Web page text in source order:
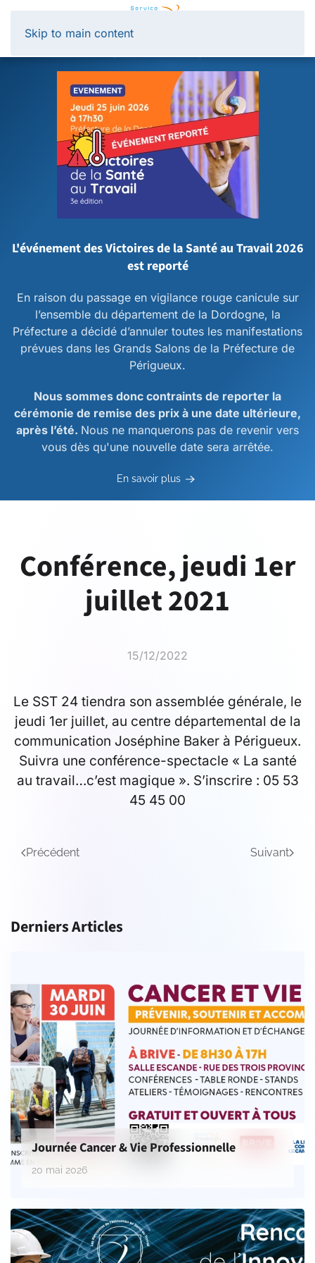
Skip to main content
L'événement des Victoires de la Santé au Travail 2026
est reporté
En raison du passage en vigilance rouge canicule sur
l’ensemble du département de la Dordogne, la
Préfecture a décidé d’annuler toutes les manifestations
prévues dans les Grands Salons de la Préfecture de
Périgueux.
Nous sommes donc contraints de reporter la
cérémonie de remise des prix à une date ultérieure,
après l’été. Nous ne manquerons pas de revenir vers
vous dès qu'une nouvelle date sera arrêtée.
En savoir plus
Conférence, jeudi 1er
juillet 2021
15/12/2022
Le SST 24 tiendra son assemblée générale, le
jeudi 1er juillet, au centre départemental de la
communication Joséphine Baker à Périgueux.
Suivra une conférence-spectacle « La santé
au travail…c’est magique ». S’inscrire : 05 53
45 45 00
Précédent Suivant
Derniers Articles
Journée Cancer & Vie Professionnelle
20 mai 2026
Panneau de gestion des cookies